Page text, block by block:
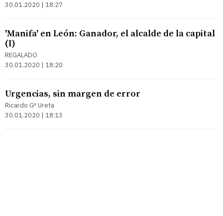
30.01.2020 | 18:27
'Manifa' en León: Ganador, el alcalde de la capital
(I)
REGALADO
30.01.2020 | 18:20
Urgencias, sin margen de error
Ricardo Gª Ureta
30.01.2020 | 18:13